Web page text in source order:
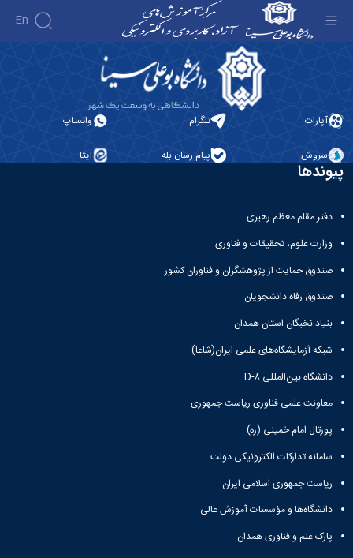
En
زبان آلمانی - آموزش‌های آزاد و الکترونیکی دانشگاه
آپارات تلگرام واتساپ
سروش پیام رسان بله ایتا
پیوندها
دفتر مقام معظم رهبری
وزارت علوم، تحقیقات و فناوری
صندوق حمایت از پژوهشگران و فناوران کشور
صندوق رفاه دانشجویان
بنیاد نخبگان استان همدان
شبکه آزمایشگاه‌های علمی ایران(شاعا)
دانشگاه بین‌المللی D-۸
معاونت علمی فناوری ریاست جمهوری
پورتال امام خمینی (ره)
سامانه تدارکات الکترونیکی دولت
ریاست جمهوری اسلامی ایران
دانشگاه‌ها و مؤسسات آموزش عالی
پارک علم و فناوری همدان